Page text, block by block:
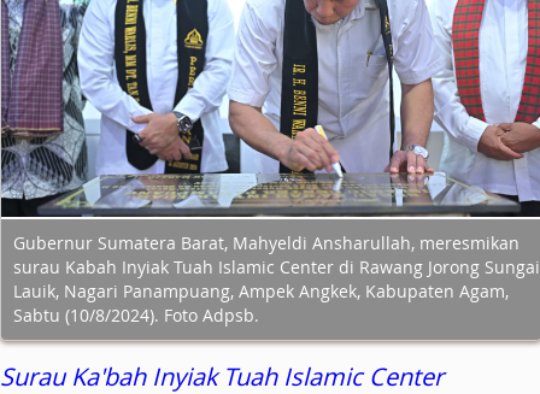
Gubernur Sumatera Barat, Mahyeldi Ansharullah, meresmikan
surau Kabah Inyiak Tuah Islamic Center di Rawang Jorong Sungai
Lauik, Nagari Panampuang, Ampek Angkek, Kabupaten Agam,
Sabtu (10/8/2024). Foto Adpsb.
Surau Ka'bah Inyiak Tuah Islamic Center